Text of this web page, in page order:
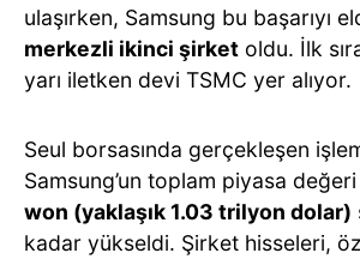
ulaşırken, Samsung bu başarıyı
merkezli ikinci şirket oldu. İlk
yarı iletken devi TSMC yer alıyor.
Seul borsasında gerçekleşen
Samsung’un toplam piyasa değeri
won (yaklaşık 1.03 trilyon dolar)
kadar yükseldi. Şirket hisseleri,